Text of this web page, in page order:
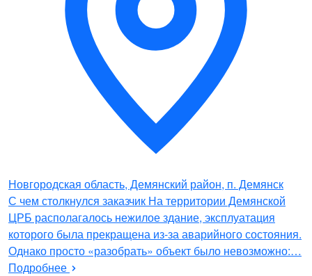
Новгородская область, Демянский район, п. Демянск
С чем столкнулся заказчик На территории Демянской
ЦРБ располагалось нежилое здание, эксплуатация
которого была прекращена из-за аварийного состояния.
Однако просто «разобрать» объект было невозможно:…
Подробнее